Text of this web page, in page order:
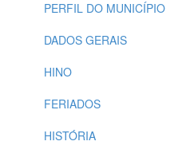
PERFIL DO MUNICÍPIO
DADOS GERAIS
HINO
FERIADOS
HISTÓRIA